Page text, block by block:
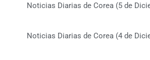
Noticias Diarias de Corea (5 de
Noticias Diarias de Corea (4 de